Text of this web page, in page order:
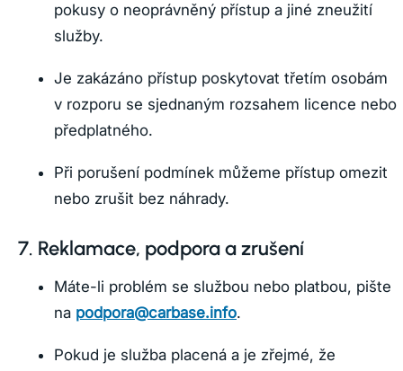
pokusy o neoprávněný přístup a jiné zneužití
služby.
Je zakázáno přístup poskytovat třetím osobám
v rozporu se sjednaným rozsahem licence nebo
předplatného.
Při porušení podmínek můžeme přístup omezit
nebo zrušit bez náhrady.
7. Reklamace, podpora a zrušení
Máte-li problém se službou nebo platbou, pište
na podpora@carbase.info.
Pokud je služba placená a je zřejmé, že